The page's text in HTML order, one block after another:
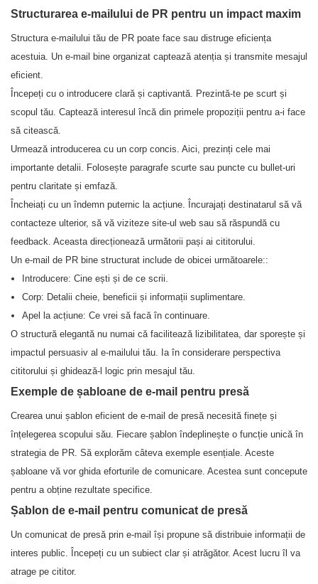
Structurarea e-mailului de PR pentru un impact maxim
Structura e-mailului tău de PR poate face sau distruge eficiența
acestuia. Un e-mail bine organizat captează atenția și transmite mesajul
eficient.
Începeți cu o introducere clară și captivantă. Prezintă-te pe scurt și
scopul tău. Captează interesul încă din primele propoziții pentru a-i face
să citească.
Urmează introducerea cu un corp concis. Aici, prezinți cele mai
importante detalii. Folosește paragrafe scurte sau puncte cu bullet-uri
pentru claritate și emfază.
Încheiați cu un îndemn puternic la acțiune. Încurajați destinatarul să vă
contacteze ulterior, să vă viziteze site-ul web sau să răspundă cu
feedback. Aceasta direcționează următorii pași ai cititorului.
Un e-mail de PR bine structurat include de obicei următoarele::
Introducere: Cine ești și de ce scrii.
Corp: Detalii cheie, beneficii și informații suplimentare.
Apel la acțiune: Ce vrei să facă în continuare.
O structură elegantă nu numai că facilitează lizibilitatea, dar sporește și
impactul persuasiv al e-mailului tău. Ia în considerare perspectiva
cititorului și ghidează-l logic prin mesajul tău.
Exemple de șabloane de e-mail pentru presă
Crearea unui șablon eficient de e-mail de presă necesită finețe și
înțelegerea scopului său. Fiecare șablon îndeplinește o funcție unică în
strategia de PR. Să explorăm câteva exemple esențiale. Aceste
șabloane vă vor ghida eforturile de comunicare. Acestea sunt concepute
pentru a obține rezultate specifice.
Șablon de e-mail pentru comunicat de presă
Un comunicat de presă prin e-mail își propune să distribuie informații de
interes public. Începeți cu un subiect clar și atrăgător. Acest lucru îl va
atrage pe cititor.